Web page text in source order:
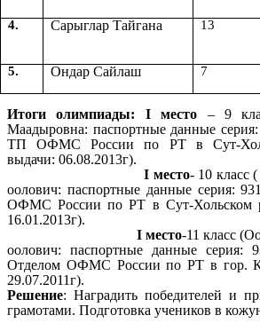
4. Сарыглар Тайгана 13
5. Ондар Сайлаш 7
Итоги олимпиады: I место – 9
Маадыровна: паспортные данные
ТП ОФМС России по РТ в Сут-
выдачи: 06.08.2013г).
I место- 10 класс
оолович: паспортные данные серия:
ОФМС России по РТ в Сут-Хольском
16.01.2013г).
I место-11 класс
оолович: паспортные данные серия:
Отделом ОФМС России по РТ в гор.
29.07.2011г).
Решение: Наградить победителей и
грамотами. Подготовка учеников в